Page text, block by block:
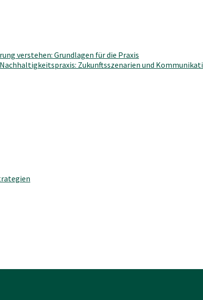
verstehen: Grundlagen für die Praxis
Zukunftsszenarien und